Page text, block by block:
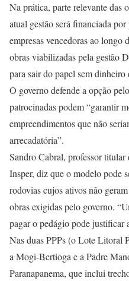
Na prática, parte relevante das
atual gestão será financiada
empresas vencedoras ao longo
obras viabilizadas pela gestão
para sair do papel sem dinheiro
O governo defende a opção
patrocinadas podem “garantir
empreendimentos que não
arrecadatória”.
Sandro Cabral, professor titular
Insper, diz que o modelo pode
rodovias cujos ativos não
obras exigidas pelo governo.
pagar o pedágio pode justificar
Nas duas PPPs (o Lote Litoral
a Mogi-Bertioga e a Padre
Paranapanema, que inclui